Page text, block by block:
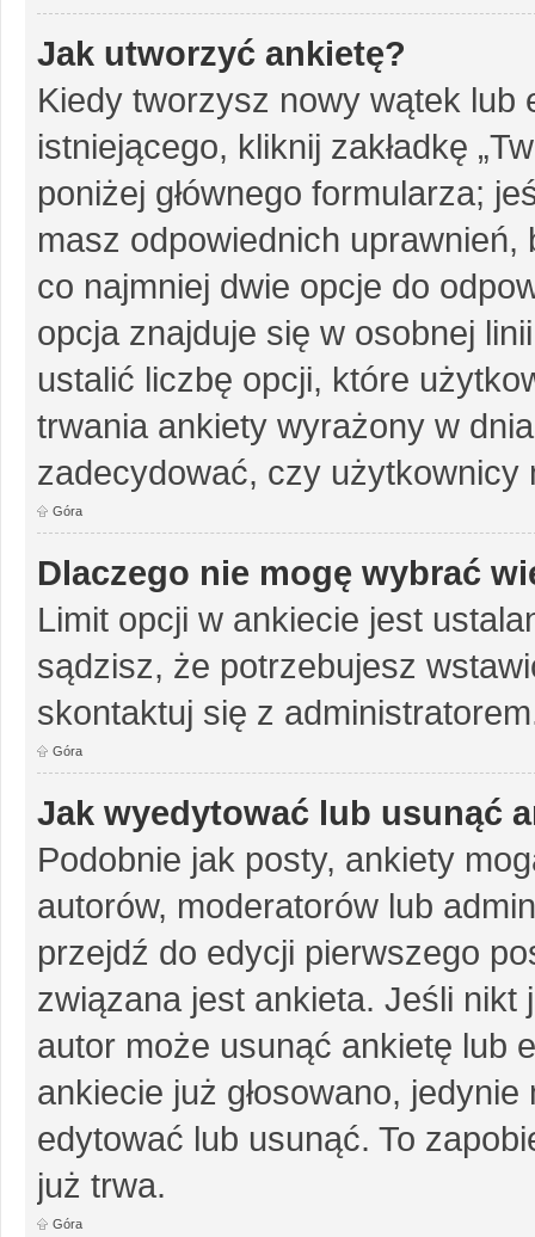
Jak utworzyć ankietę?
Kiedy tworzysz nowy wątek lub
istniejącego, kliknij zakładkę
poniżej głównego formularza;
masz odpowiednich uprawnień,
co najmniej dwie opcje do
opcja znajduje się w osobnej
ustalić liczbę opcji, które
trwania ankiety wyrażony w
zadecydować, czy użytkownicy
Góra
Dlaczego nie mogę wybrać
Limit opcji w ankiecie jest
sądzisz, że potrzebujesz
skontaktuj się z
Góra
Jak wyedytować lub usunąć
Podobnie jak posty, ankiety
autorów, moderatorów lub
przejdź do edycji pierwszego
związana jest ankieta. Jeśli nikt
autor może usunąć ankietę lub
ankiecie już głosowano,
edytować lub usunąć. To
już trwa.
Góra